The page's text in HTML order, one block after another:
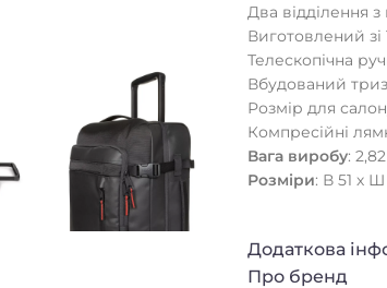
Два відділення
Виготовлений
Телескопічна
Вбудований
Розмір для
Компресійні
Вага виробу:
Розміри: В 51 х
Додаткова
Про бренд